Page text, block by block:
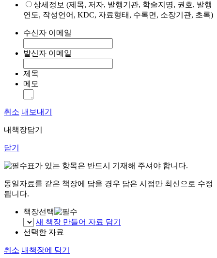
상세정보 (제목, 저자, 발행기관, 학술지명, 권호, 발행
연도, 작성언어, KDC, 자료형태, 수록면, 소장기관, 초록)
수신자 이메일
발신자 이메일
제목
메모
취소 내보내기
내책장담기
닫기
표가 있는 항목은 반드시 기재해 주셔야 합니다.
동일자료를 같은 책장에 담을 경우 담은 시점만 최신으로 수정
됩니다.
책장선택
새 책장 만들어 자료 담기
선택한 자료
취소 내책장에 담기